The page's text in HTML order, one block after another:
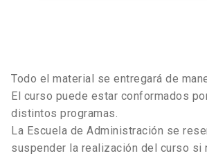
Todo el material se entregará de
El curso puede estar conformados
distintos programas.
La Escuela de Administración se
suspender la realización del curso si